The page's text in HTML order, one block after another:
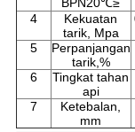
BPN20℃≥
4
Kekuatan
tarik, Mpa
5
Perpanjangan
tarik,%
6
Tingkat tahan
api
7
Ketebalan,
mm